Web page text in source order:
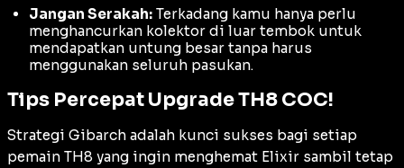
Jangan Serakah: Terkadang kamu hanya perlu
menghancurkan kolektor di luar tembok untuk
mendapatkan untung besar tanpa harus
menggunakan seluruh pasukan.
Tips Percepat Upgrade TH8 COC!
Strategi Gibarch adalah kunci sukses bagi setiap
pemain TH8 yang ingin menghemat Elixir sambil tetap